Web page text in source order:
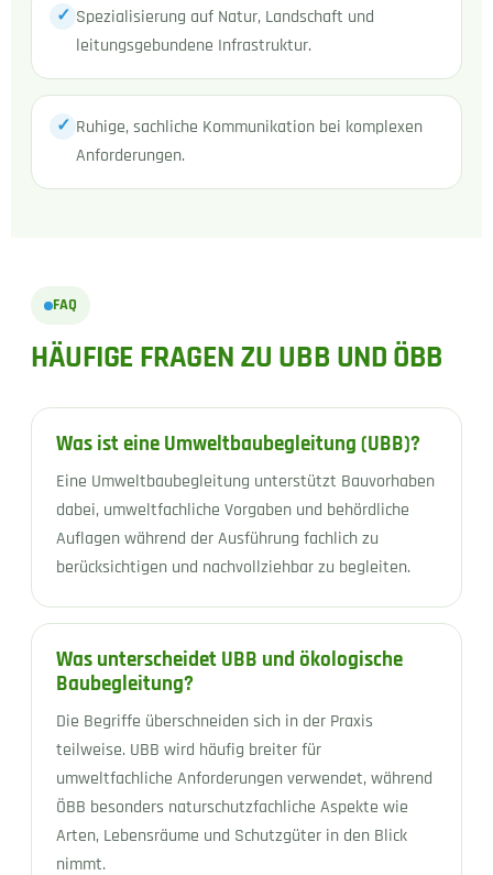
✓ Spezialisierung auf Natur, Landschaft und
leitungsgebundene Infrastruktur.
✓ Ruhige, sachliche Kommunikation bei komplexen
Anforderungen.
FAQ
HÄUFIGE FRAGEN ZU UBB UND ÖBB
Was ist eine Umweltbaubegleitung (UBB)?
Eine Umweltbaubegleitung unterstützt Bauvorhaben
dabei, umweltfachliche Vorgaben und behördliche
Auflagen während der Ausführung fachlich zu
berücksichtigen und nachvollziehbar zu begleiten.
Was unterscheidet UBB und ökologische
Baubegleitung?
Die Begriffe überschneiden sich in der Praxis
teilweise. UBB wird häufig breiter für
umweltfachliche Anforderungen verwendet, während
ÖBB besonders naturschutzfachliche Aspekte wie
Arten, Lebensräume und Schutzgüter in den Blick
nimmt.